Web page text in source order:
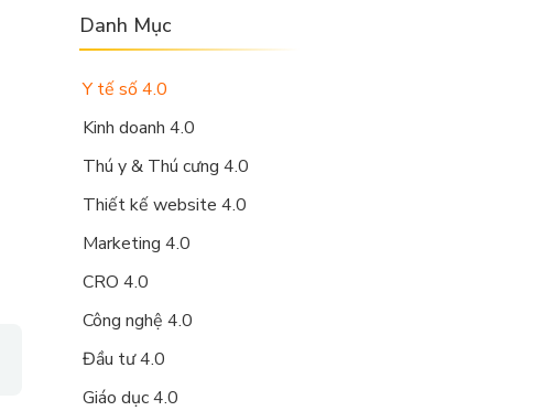
Danh Mục
Y tế số 4.0
Kinh doanh 4.0
Thú y & Thú cưng 4.0
Thiết kế website 4.0
Marketing 4.0
CRO 4.0
Công nghệ 4.0
Đầu tư 4.0
Giáo dục 4.0